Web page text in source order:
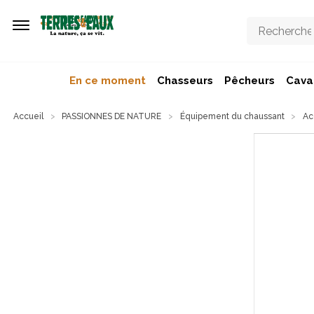
En ce moment Chasseurs Pêcheurs
Accueil PASSIONNES DE NATURE Équipement du chaussant